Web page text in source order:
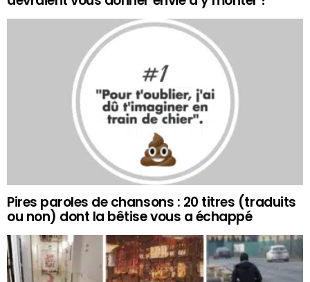
Pires paroles de chansons : 20 titres (traduits
ou non) dont la bêtise vous a échappé